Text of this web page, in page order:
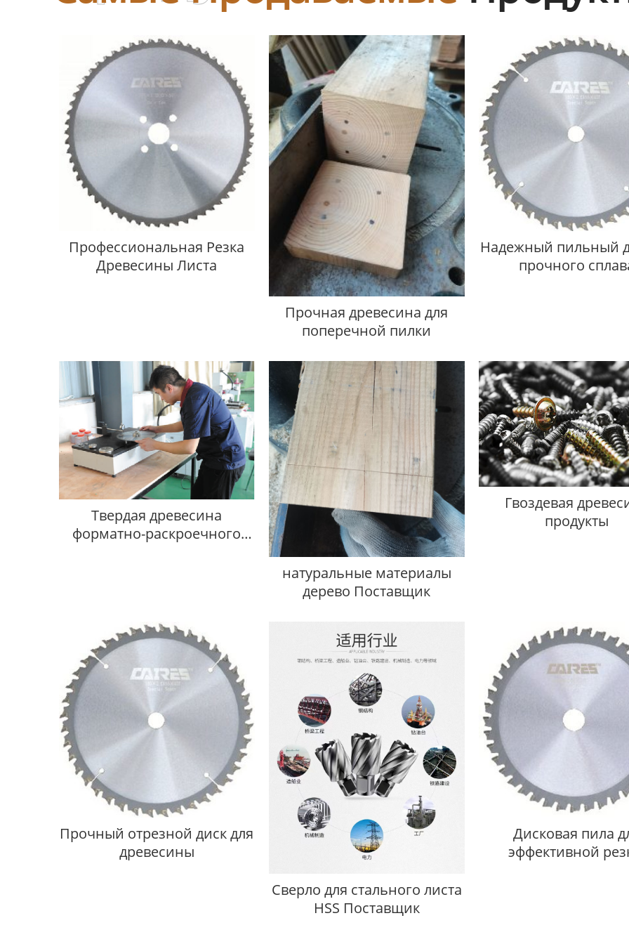
Профессиональная Резка
Древесины Листа
Прочная древесина для
поперечной пилки
Надежный пильный
прочного
Твердая древесина
форматно-раскроечного
натуральные материалы
дерево Поставщик
Гвоздевая
продукты
Прочный отрезной диск для
древесины
Сверло для стального листа
HSS Поставщик
Дисковая пила
эффективной